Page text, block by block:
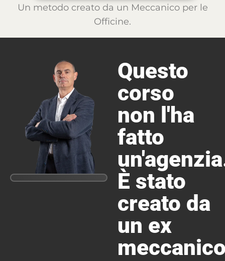
Un metodo creato da un Meccanico per le
Officine.
Questo
corso
non l'ha
fatto
È stato
creato da
un ex